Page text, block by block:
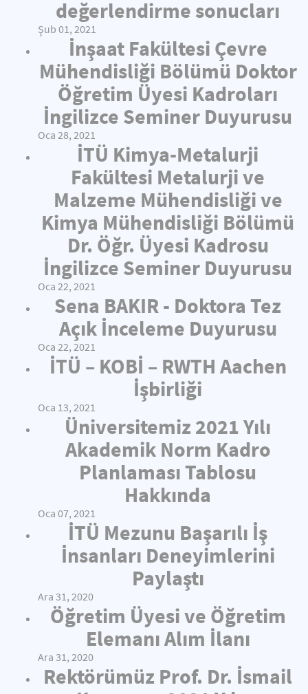
değerlendirme sonucları
Şub 01, 2021
İnşaat Fakültesi Çevre
Mühendisliği Bölümü Doktor
Öğretim Üyesi Kadroları
İngilizce Seminer Duyurusu
Oca 28, 2021
İTÜ Kimya-Metalurji
Fakültesi Metalurji ve
Malzeme Mühendisliği ve
Kimya Mühendisliği Bölümü
Dr. Öğr. Üyesi Kadrosu
İngilizce Seminer Duyurusu
Oca 22, 2021
Sena BAKIR - Doktora Tez
Açık İnceleme Duyurusu
Oca 22, 2021
İTÜ – KOBİ – RWTH Aachen
İşbirliği
Oca 13, 2021
Üniversitemiz 2021 Yılı
Akademik Norm Kadro
Planlaması Tablosu
Hakkında
Oca 07, 2021
İTÜ Mezunu Başarılı İş
İnsanları Deneyimlerini
Paylaştı
Ara 31, 2020
Öğretim Üyesi ve Öğretim
Elemanı Alım İlanı
Ara 31, 2020
Rektörümüz Prof. Dr. İsmail